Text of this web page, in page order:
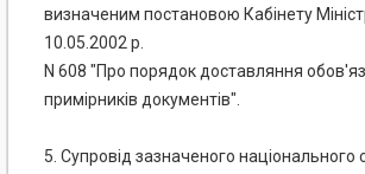
визначеним постановою Кабінету
10.05.2002 р.
N 608 "Про порядок доставляння
примірників документів".
5. Супровід зазначеного національного